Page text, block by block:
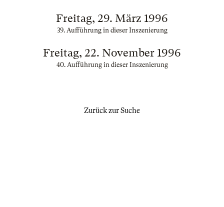
Freitag, 29. März 1996
39. Aufführung in dieser Inszenierung
Freitag, 22. November 1996
40. Aufführung in dieser Inszenierung
Zurück zur Suche